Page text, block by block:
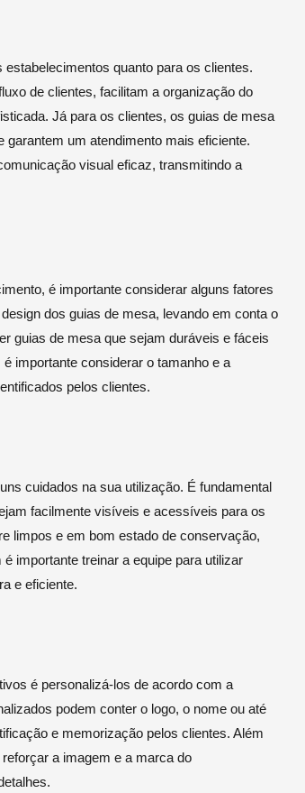
quanto para os clientes.
de clientes, facilitam a organização do
Já para os clientes, os guias de mesa
um atendimento mais eficiente.
visual eficaz, transmitindo a
é importante considerar alguns fatores
dos guias de mesa, levando em conta o
guias de mesa que sejam duráveis e fáceis
importante considerar o tamanho e a
pelos clientes.
cuidados na sua utilização. É fundamental
facilmente visíveis e acessíveis para os
limpos e em bom estado de conservação,
importante treinar a equipe para utilizar
e eficiente.
é personalizá-los de acordo com a
podem conter o logo, o nome ou até
e memorização pelos clientes. Além
a imagem e a marca do